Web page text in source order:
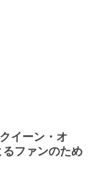
イーン・オ
ファンのため